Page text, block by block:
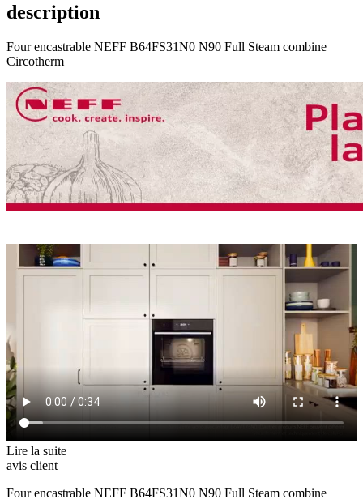
description
Four encastrable NEFF B64FS31N0 N90 Full Steam combine
Circotherm
Lire la suite
avis client
Four encastrable NEFF B64FS31N0 N90 Full Steam combine